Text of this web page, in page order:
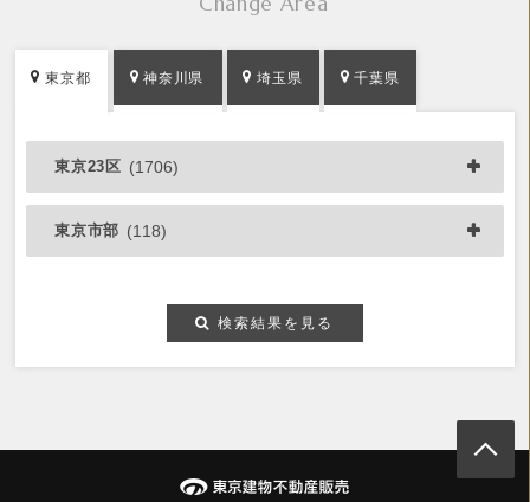
東京都 神奈川県 埼玉県 千葉県
東京23区 (1706)
東京市部 (118)
検索結果を見る